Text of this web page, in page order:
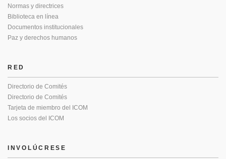
Normas y directrices
Biblioteca en línea
Documentos institucionales
Paz y derechos humanos
RED
Directorio de Comités
Directorio de Comités
Tarjeta de miembro del ICOM
Los socios del ICOM
INVOLÚCRESE